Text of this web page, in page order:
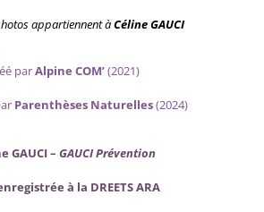
appartiennentàCéline GAUCI
parAlpine COM’(2021)
Parenthèses Naturelles(2024)
GAUCI –GAUCI Prévention
à la DREETS ARA